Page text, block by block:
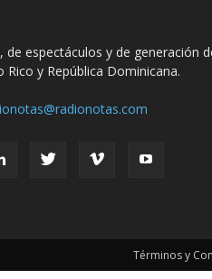
espectáculos y de generación
y República Dominicana.
Términos y